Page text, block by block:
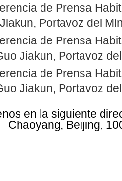
de Prensa
Portavoz del
de Prensa
Jiakun, Portavoz
de Prensa
Jiakun, Portavoz
en la siguiente
Chaoyang, Beijing,